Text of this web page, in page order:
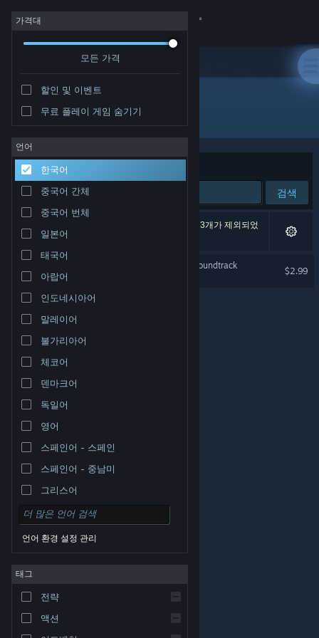
로그인
커뮤니티
정보
지원
언어 변경
Steam 모바일 앱 다운로드
PC 웹사이트 보기
© Valve Corporation. 모든 권리 보유. 모든 상표는 미국
및 기타 국가에서 각각 해당 소유자의 재산입니다.
환불| 쿠키
가격대
모든 가격
할인 및 이벤트
무료 플레이 게임 숨기기
언어
한국어
중국어 간체
중국어 번체
일본어
태국어
아랍어
인도네시아어
말레이어
불가리아어
체코어
덴마크어
독일어
영어
스페인어 - 스페인
스페인어 - 중남미
그리스어
언어 환경 설정 관리
태그
전략
액션
개발자: Kunpo Games
정렬 기준 연관성
검색
검색 결과가 1개 있습니다. 환경 설정에 따라 게임 3개가 제외되었
습니다.
The Forgotten Concluder Soundtrack
$2.99